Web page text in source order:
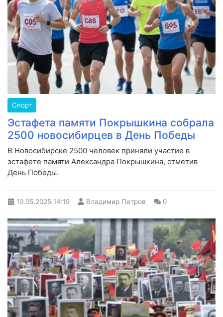
Спорт
Эстафета памяти Покрышкина собрала
2500 новосибирцев в День Победы
В Новосибирске 2500 человек приняли участие в
эстафете памяти Александра Покрышкина, отметив
День Победы.
10.05.2025 14:19 Владимир Петров 0